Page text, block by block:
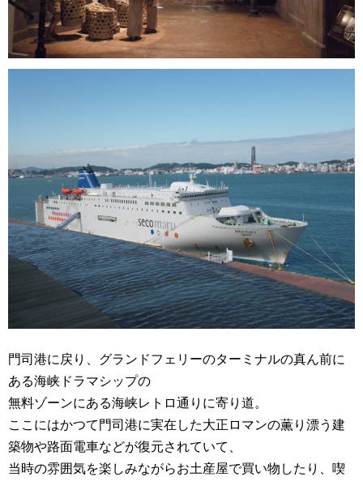
門司港に戻り、グランドフェリーのターミナルの真ん前に
ある海峡ドラマシップの
無料ゾーンにある海峡レトロ通りに寄り道。
ここにはかつて門司港に実在した大正ロマンの薫り漂う建
築物や路面電車などが復元されていて、
当時の雰囲気を楽しみながらお土産屋で買い物したり、喫